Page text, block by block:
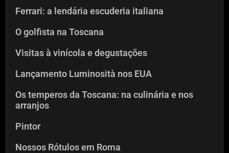
Ferrari: a lendária escuderia italiana
O golfista na Toscana
Visitas à vinícola e degustações
Lançamento Luminosità nos EUA
Os temperos da Toscana: na culinária e nos
arranjos
Pintor
Nossos Rótulos em Roma